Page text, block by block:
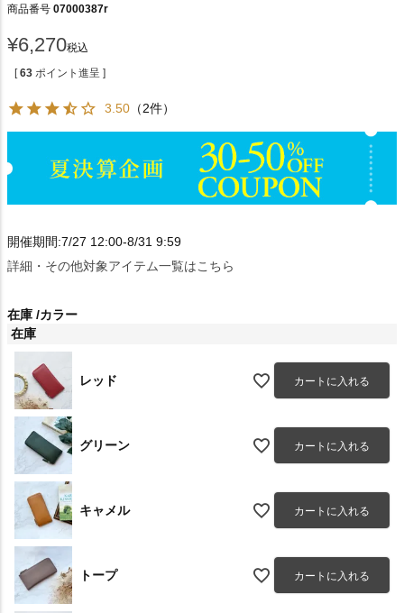
商品番号 07000387r
¥6,270税込
[ 63 ポイント進呈 ]
3.50 （2件）
開催期間:7/27 12:00-8/31 9:59
詳細・その他対象アイテム一覧はこちら
在庫 カラー
在庫
レッド カートに入れる
グリーン カートに入れる
キャメル カートに入れる
トープ カートに入れる